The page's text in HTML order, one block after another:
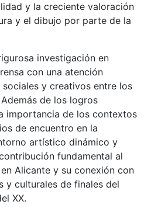
y la creciente valoración
y el dibujo por parte de la
investigación en
con una atención
y creativos entre los
de los logros
importancia de los contextos
de encuentro en la
artístico dinámico y
fundamental al
Alicante y su conexión con
y culturales de finales del
XX.